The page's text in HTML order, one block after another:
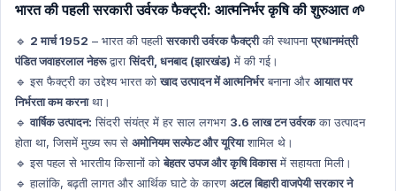
International Current Affairs (Hindi)
International Current Affairs (English)
INDIAN ECONOMY HINDI
INDIAN ECONOMY ENGLISH
Science & Technology Hindi
Environment and Biodiversity Hindi
Global Index
भारत की पहली सरकारी उर्वरक फैक्ट्री: आत्मनिर्भर कृषि की शुरुआत🌱
🔹 2 मार्च 1952 – भारत की पहलीसरकारी उर्वरक फैक्ट्रीकी स्थापनाप्रधानमंत्री
पंडित जवाहरलाल नेहरूद्वारासिंदरी, धनबाद (झारखंड) में की गई।
🔹 इस फैक्ट्री का उद्देश्य भारत कोखाद उत्पादन में आत्मनिर्भरबनाना और आयात पर
निर्भरता कम करनाथा।
🔹वार्षिक उत्पादन: सिंदरी संयंत्र में हर साल लगभग 3.6 लाख टन उर्वरकका उत्पादन
होता था, जिसमें मुख्य रूप से अमोनियम सल्फेट और यूरियाशामिल थे।
🔹 इस पहल से भारतीय किसानों कोबेहतर उपज और कृषि विकासमें सहायता मिली।
🔹 हालांकि, बढ़ती लागत और आर्थिक घाटे के कारण अटल बिहारी वाजपेयी सरकार ने